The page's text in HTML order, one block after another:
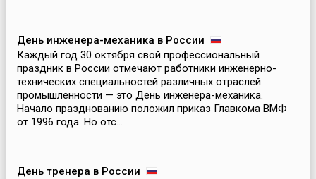
День инженера-механика в России
Каждый год 30 октября свой профессиональный
праздник в России отмечают работники инженерно-
технических специальностей различных отраслей
промышленности — это День инженера-механика.
Начало празднованию положил приказ Главкома ВМФ
от 1996 года. Но отс...
День тренера в России